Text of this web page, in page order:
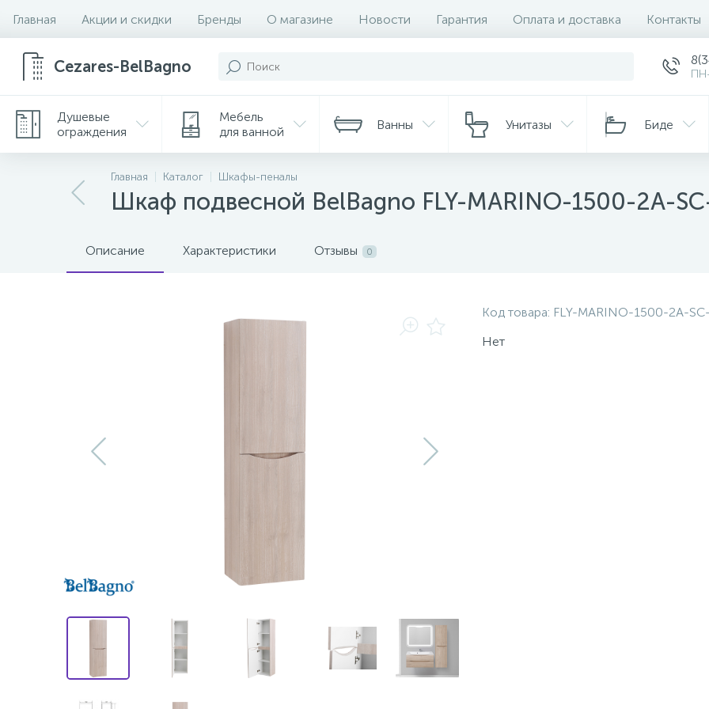
Главная Акции и скидки Бренды О магазине Новости Гарантия Оплата и доставка Контакты
Cezares-BelBagno
Душевые
ограждения
Мебель
для ванной
Ванны Унитазы Биде
Главная Каталог Шкафы-пеналы
Шкаф подвесной BelBagno FLY-MARINO-1500-2A-
Описание Характеристики Отзывы 0
Код товара: FLY-MARINO-1500-2A-
Нет